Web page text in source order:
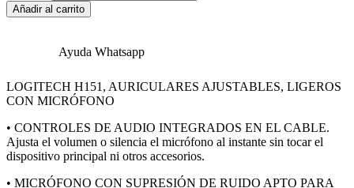
Añadir al carrito
Ayuda Whatsapp
LOGITECH H151, AURICULARES AJUSTABLES, LIGEROS
CON MICRÓFONO
• CONTROLES DE AUDIO INTEGRADOS EN EL CABLE.
Ajusta el volumen o silencia el micrófono al instante sin tocar el
dispositivo principal ni otros accesorios.
• MICRÓFONO CON SUPRESIÓN DE RUIDO APTO PARA